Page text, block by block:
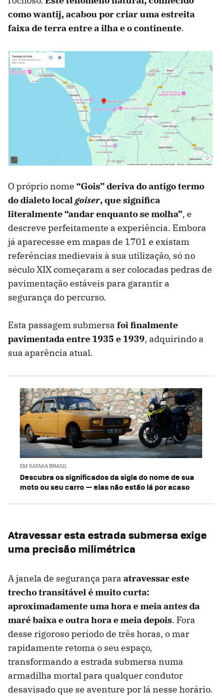
como wantij, acabou por criar uma estreita
faixa de terra entre a ilha e o continente.
O próprio nome “Gois” deriva do antigo termo
do dialeto localgoiser, que significa
literalmente “andar enquanto se molha”, e
descreve perfeitamente a experiência. Embora
já aparecesse em mapas de 1701 e existam
referências medievais à sua utilização, só no
século XIX começaram a ser colocadas pedras de
pavimentação estáveis ​​para garantir a
segurança do percurso.
Esta passagem submersa foi finalmente
pavimentada entre 1935 e 1939, adquirindo a
sua aparência atual.
EM XATAKA BRASIL
Descubra os significados da sigla do nome de sua
moto ou seu carro — elas não estão lá por acaso
Atravessar esta estrada submersa exige
uma precisão milimétrica
A janela de segurança para atravessar este
trecho transitável é muito curta:
aproximadamente uma hora e meia antes da
maré baixa e outra hora e meia depois. Fora
desse rigoroso período de três horas, o mar
rapidamente retoma o seu espaço,
transformando a estrada submersa numa
armadilha mortal para qualquer condutor
desavisado que se aventure por lá nesse horário.